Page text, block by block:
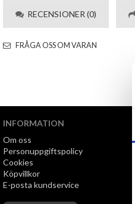
RECENSIONER (0)
FRÅGA OSS OM VARAN
INFORMATION
Om oss
Personuppgiftspolicy
Cookies
Köpvillkor
E-posta kundservice